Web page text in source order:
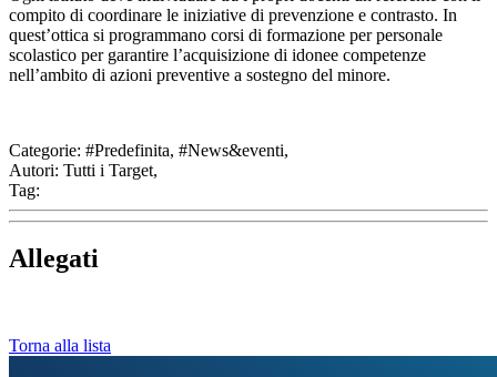
compito di coordinare le iniziative di prevenzione e contrasto. In
quest’ottica si programmano corsi di formazione per personale
scolastico per garantire l’acquisizione di idonee competenze
nell’ambito di azioni preventive a sostegno del minore.
Categorie: #Predefinita, #News&eventi,
Autori: Tutti i Target,
Tag:
Allegati
Torna alla lista